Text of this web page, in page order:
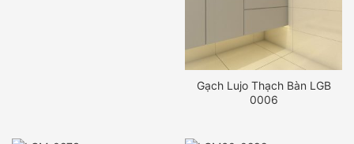
Gạch Lujo Thạch Bàn LGB
0006